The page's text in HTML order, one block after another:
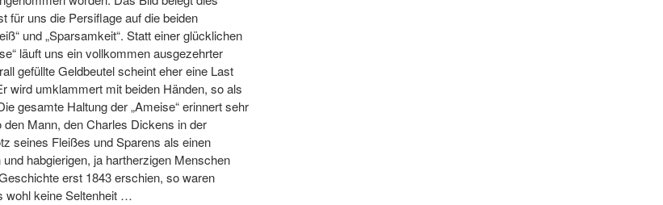
für uns die Persiflage auf die beiden
und „Sparsamkeit“. Statt einer glücklichen
läuft uns ein vollkommen ausgezehrter
gefüllte Geldbeutel scheint eher eine Last
wird umklammert mit beiden Händen, so als
gesamte Haltung der „Ameise“ erinnert sehr
Mann, den Charles Dickens in der
seines Fleißes und Sparens als einen
habgierigen, ja hartherzigen Menschen
erst 1843 erschien, so waren
wohl keine Seltenheit …